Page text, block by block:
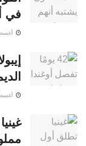
في
أغسطس
أغسطس